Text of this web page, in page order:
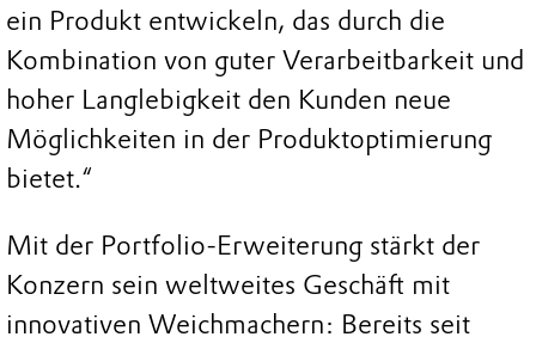
ein Produkt entwickeln, das durch die
Kombination von guter Verarbeitbarkeit und
hoher Langlebigkeit den Kunden neue
Möglichkeiten in der Produktoptimierung
bietet.“
Mit der Portfolio-Erweiterung stärkt der
Konzern sein weltweites Geschäft mit
innovativen Weichmachern: Bereits seit